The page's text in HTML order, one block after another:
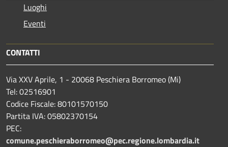
Luoghi
Eventi
CONTATTI
Via XXV Aprile, 1 - 20068 Peschiera Borromeo (Mi)
Tel: 02516901
Codice Fiscale: 80101570150
Partita IVA: 05802370154
PEC:
comune.peschieraborromeo@pec.regione.lombardia.it